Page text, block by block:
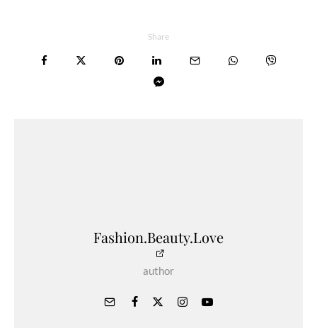
Share
Fashion.Beauty.Love
author